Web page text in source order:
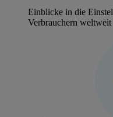
Einblicke in die
Verbrauchern weltweit